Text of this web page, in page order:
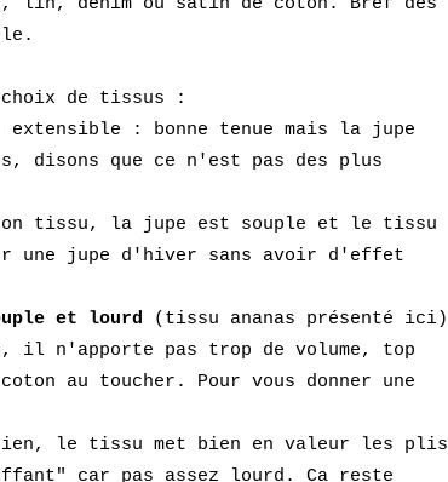
de tissus :
extensible : bonne tenue mais la jupe
disons que ce n'est pas des plus
tissu, la jupe est souple et le tissu
une jupe d'hiver sans avoir d'effet
et lourd (tissu ananas présenté ici)
il n'apporte pas trop de volume, top
au toucher . Pour vous donner une
le tissu met bien en valeur les plis
car pas assez lourd. Ca reste